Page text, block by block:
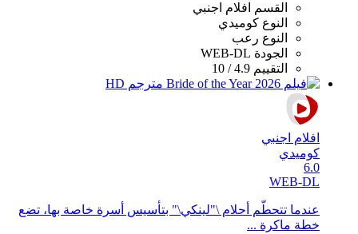
القسم افلام اجنبي
النوع كوميدي
النوع رعب
الجودة WEB-DL
التقييم 4.9 / 10
افلام اجنبي
كوميدي
6.0
WEB-DL
عندما تتحطّم أحلام \"لينكي\" بتأسيس أسرة خاصة بها، تضع
خطة ماكرة ...